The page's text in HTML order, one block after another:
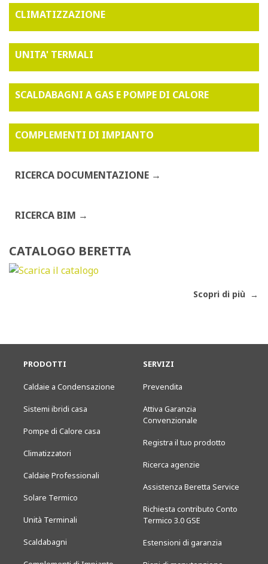
CLIMATIZZAZIONE
UNITA' TERMALI
SCALDABAGNI A GAS E POMPE DI CALORE
COMPLEMENTI DI IMPIANTO
RICERCA DOCUMENTAZIONE
RICERCA BIM
CATALOGO BERETTA
Scopri di più
PRODOTTI
Caldaie a Condensazione
Sistemi ibridi casa
Pompe di Calore casa
Climatizzatori
Caldaie Professionali
Solare Termico
Unità Terminali
Scaldabagni
SERVIZI
Prevendita
Attiva Garanzia
Convenzionale
Registra il tuo prodotto
Ricerca agenzie
Assistenza Beretta Service
Richiesta contributo Conto
Termico 3.0 GSE
Estensioni di garanzia